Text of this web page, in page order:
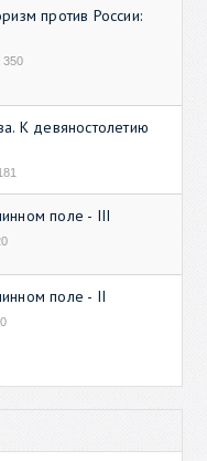
против России:
350
К девяностолетию
поле - III
поле - II